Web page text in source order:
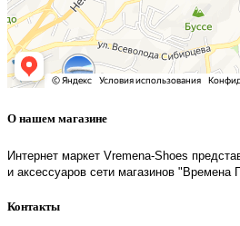
О нашем магазине
Интернет маркет Vremena-Shoes
и аксессуаров сети магазинов "Времена
Контакты